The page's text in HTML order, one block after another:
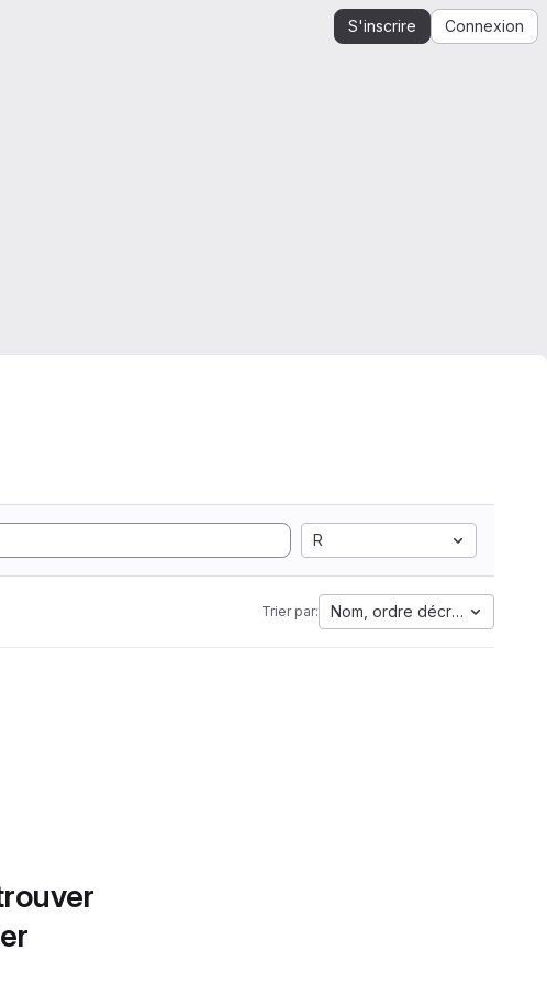
S'inscrire Connexion
R
Trier par: Nom, ordre décroissant